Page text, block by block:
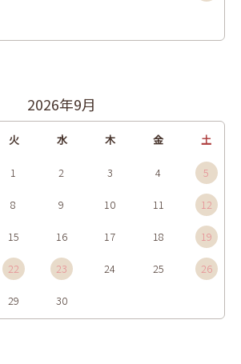
2026年9月
火 水 木 金 土
1 2 3 4 5
8 9 10 11 12
15 16 17 18 19
22 23 24 25 26
29 30